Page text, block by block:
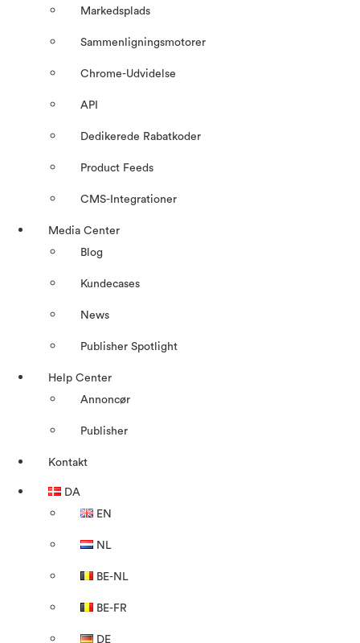
Markedsplads
Sammenligningsmotorer
Chrome-Udvidelse
API
Dedikerede Rabatkoder
Product Feeds
CMS-Integrationer
Media Center
Blog
Kundecases
News
Publisher Spotlight
Help Center
Annoncør
Publisher
Kontakt
DA
EN
NL
BE-NL
BE-FR
DE